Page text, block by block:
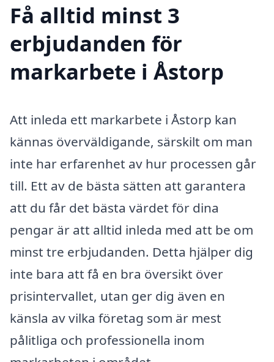
Få alltid minst 3
erbjudanden för
markarbete i Åstorp
Att inleda ett markarbete i Åstorp kan
kännas överväldigande, särskilt om man
inte har erfarenhet av hur processen går
till. Ett av de bästa sätten att garantera
att du får det bästa värdet för dina
pengar är att alltid inleda med att be om
minst tre erbjudanden. Detta hjälper dig
inte bara att få en bra översikt över
prisintervallet, utan ger dig även en
känsla av vilka företag som är mest
pålitliga och professionella inom